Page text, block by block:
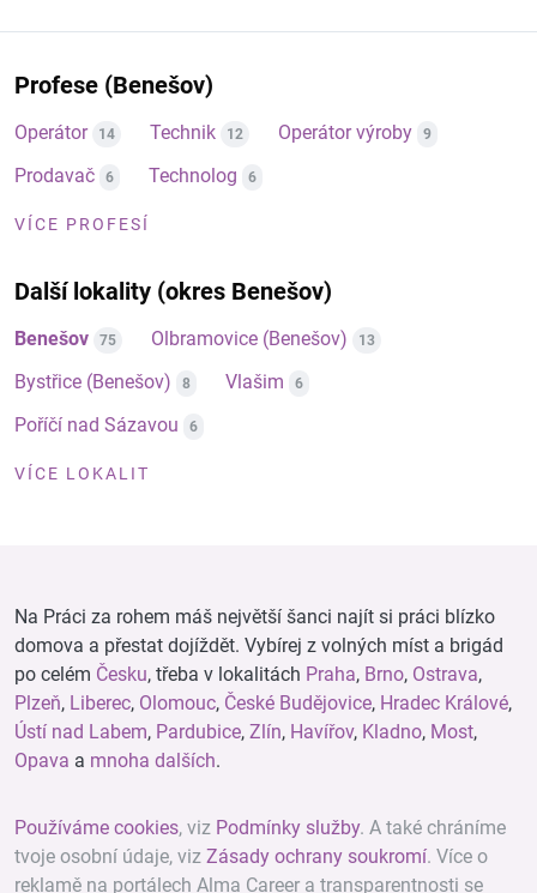
Profese (Benešov)
Operátor 14 Technik 12 Operátor výroby 9
Prodavač 6 Technolog 6
VÍCE PROFESÍ
Další lokality (okres Benešov)
Benešov 75 Olbramovice (Benešov) 13
Bystřice (Benešov) 8 Vlašim 6
Poříčí nad Sázavou 6
VÍCE LOKALIT
Na Práci za rohem máš největší šanci najít si práci blízko
domova a přestat dojíždět. Vybírej z volných míst a brigád
po celém Česku, třeba v lokalitách Praha, Brno, Ostrava,
Plzeň, Liberec, Olomouc, České Budějovice, Hradec Králové,
Ústí nad Labem, Pardubice, Zlín, Havířov, Kladno, Most,
Opava a mnoha dalších.
Používáme cookies, viz Podmínky služby. A také chráníme
tvoje osobní údaje, viz Zásady ochrany soukromí. Více o
reklamě na portálech Alma Career a transparentnosti se